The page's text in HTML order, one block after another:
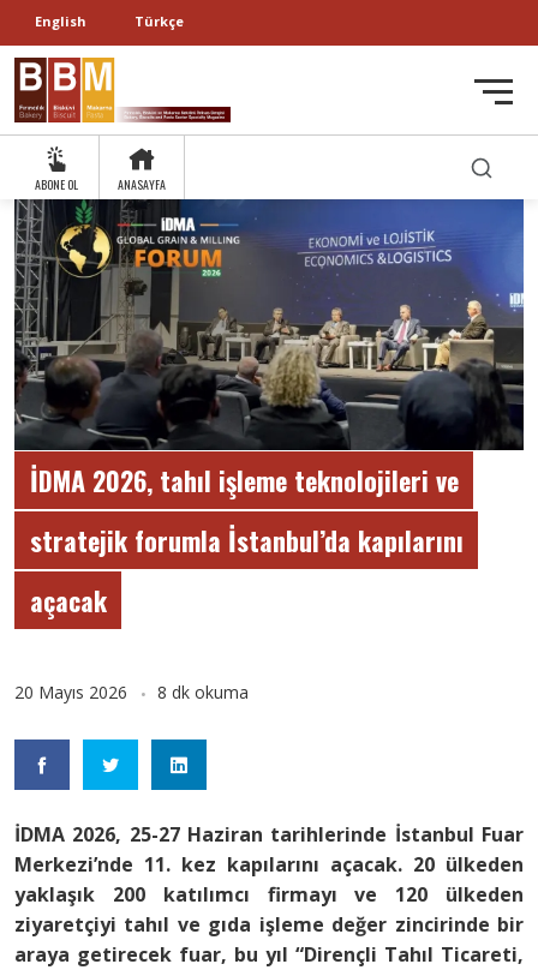
English Türkçe
ABONE OL ANASAYFA
İDMA 2026, tahıl işleme teknolojileri ve
stratejik forumla İstanbul’da kapılarını
açacak
20 Mayıs 2026 8 dk okuma
İDMA 2026, 25-27 Haziran tarihlerinde İstanbul Fuar
Merkezi’nde 11. kez kapılarını açacak. 20 ülkeden
yaklaşık 200 katılımcı firmayı ve 120 ülkeden
ziyaretçiyi tahıl ve gıda işleme değer zincirinde bir
araya getirecek fuar, bu yıl “Dirençli Tahıl Ticareti,